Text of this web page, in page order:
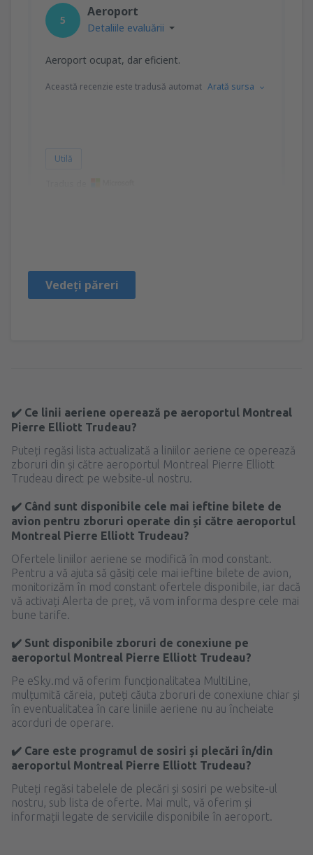
5
Aeroport
Detaliile evaluării
Aeroport ocupat, dar eficient.
Această recenzie este tradusă automat Arată sursa
Utilă
Vedeți păreri
✔️ Ce linii aeriene operează pe aeroportul Montreal
Pierre Elliott Trudeau?
Puteți regăsi lista actualizată a liniilor aeriene ce operează
zboruri din și către aeroportul Montreal Pierre Elliott
Trudeau direct pe website-ul nostru.
✔️ Când sunt disponibile cele mai ieftine bilete de
avion pentru zboruri operate din și către aeroportul
Montreal Pierre Elliott Trudeau?
Ofertele liniilor aeriene se modifică în mod constant.
Pentru a vă ajuta să găsiți cele mai ieftine bilete de avion,
monitorizăm în mod constant ofertele disponibile, iar dacă
vă activați Alerta de preț, vă vom informa despre cele mai
bune tarife.
✔️ Sunt disponibile zboruri de conexiune pe
aeroportul Montreal Pierre Elliott Trudeau?
Pe eSky.md vă oferim funcționalitatea MultiLine,
mulțumită căreia, puteți căuta zboruri de conexiune chiar și
în eventualitatea în care liniile aeriene nu au încheiate
acorduri de operare.
✔️ Care este programul de sosiri și plecări în/din
aeroportul Montreal Pierre Elliott Trudeau?
Puteți regăsi tabelele de plecări și sosiri pe website-ul
nostru, sub lista de oferte. Mai mult, vă oferim și
informații legate de serviciile disponibile în aeroport.